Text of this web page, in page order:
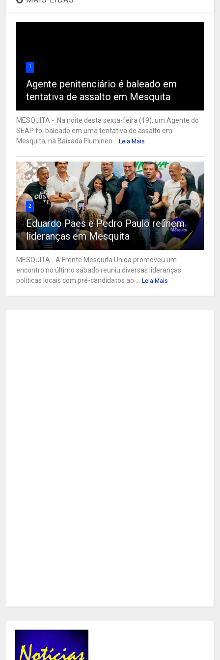
1
Agente penitenciário é baleado em
tentativa de assalto em Mesquita
MESQUITA - Na noite desta sexta-feira (19), um Agente do
SEAP foi baleado em uma tentativa de assalto em
Mesquita, na Baixada Fluminen... Leia Mais
2
Eduardo Paes e Pedro Paulo reúnem
lideranças em Mesquita
MESQUITA - A Frente Mesquita Unida promoveu um
encontro no último sábado reuniu diversas lideranças
políticas locais com pré-candidatos ao ... Leia Mais